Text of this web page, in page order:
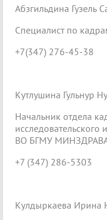
Абзгильдина Гузель
Специалист по
+7(347) 276-45-38
Кутлушина Гульнур
Начальник отдела
исследовательского
ВО БГМУ
+7 (347) 286-5303
Кулдыркаева Ирина